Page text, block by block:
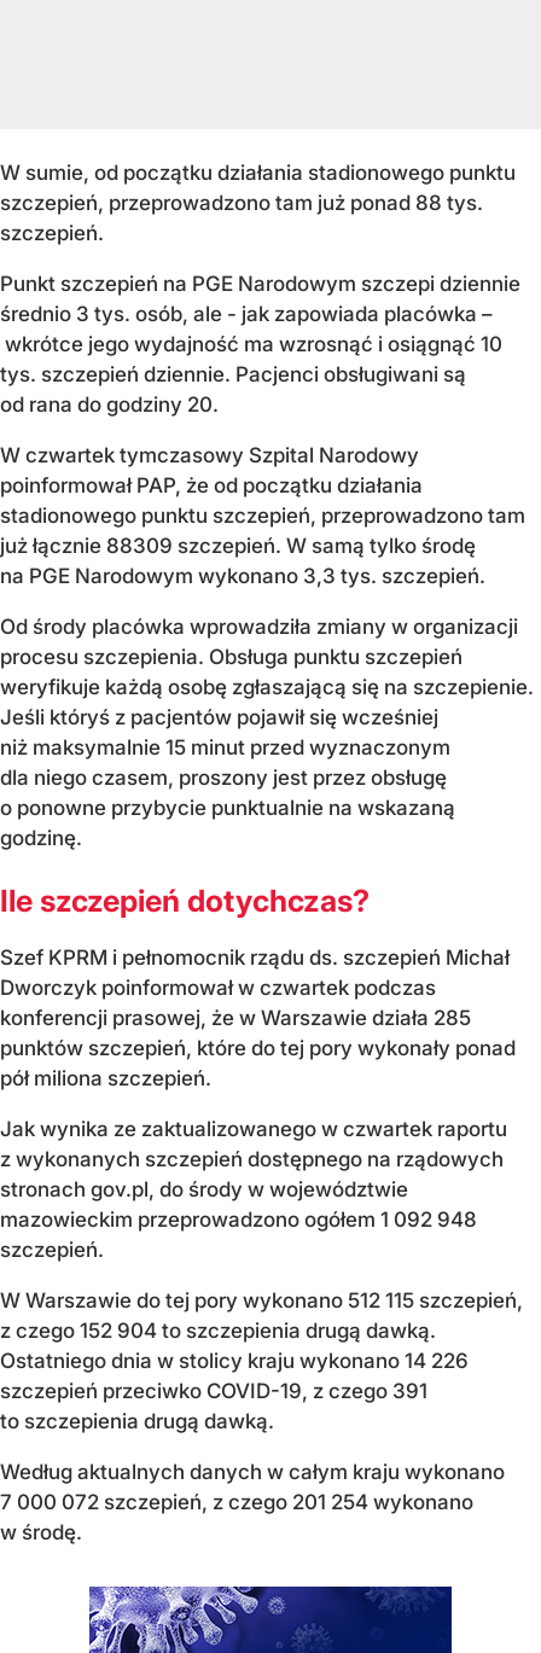
W sumie, od początku działania stadionowego punktu
szczepień, przeprowadzono tam już ponad 88 tys.
szczepień.
Punkt szczepień na PGE Narodowym szczepi dziennie
średnio 3 tys. osób, ale - jak zapowiada placówka –
wkrótce jego wydajność ma wzrosnąć i osiągnąć 10
tys. szczepień dziennie. Pacjenci obsługiwani są
od rana do godziny 20.
W czwartek tymczasowy Szpital Narodowy
poinformował PAP, że od początku działania
stadionowego punktu szczepień, przeprowadzono tam
już łącznie 88309 szczepień. W samą tylko środę
na PGE Narodowym wykonano 3,3 tys. szczepień.
Od środy placówka wprowadziła zmiany w organizacji
procesu szczepienia. Obsługa punktu szczepień
weryfikuje każdą osobę zgłaszającą się na szczepienie.
Jeśli któryś z pacjentów pojawił się wcześniej
niż maksymalnie 15 minut przed wyznaczonym
dla niego czasem, proszony jest przez obsługę
o ponowne przybycie punktualnie na wskazaną
godzinę.
Ile szczepień dotychczas?
Szef KPRM i pełnomocnik rządu ds. szczepień Michał
Dworczyk poinformował w czwartek podczas
konferencji prasowej, że w Warszawie działa 285
punktów szczepień, które do tej pory wykonały ponad
pół miliona szczepień.
Jak wynika ze zaktualizowanego w czwartek raportu
z wykonanych szczepień dostępnego na rządowych
stronach gov.pl, do środy w województwie
mazowieckim przeprowadzono ogółem 1 092 948
szczepień.
W Warszawie do tej pory wykonano 512 115 szczepień,
z czego 152 904 to szczepienia drugą dawką.
Ostatniego dnia w stolicy kraju wykonano 14 226
szczepień przeciwko COVID-19, z czego 391
to szczepienia drugą dawką.
Według aktualnych danych w całym kraju wykonano
7 000 072 szczepień, z czego 201 254 wykonano
w środę.